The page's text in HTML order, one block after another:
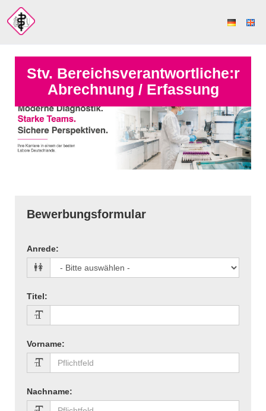
Stv. Bereichsverantwortliche:r
Abrechnung / Erfassung
Bewerbungsformular
Anrede:
Titel:
Vorname:
Nachname: